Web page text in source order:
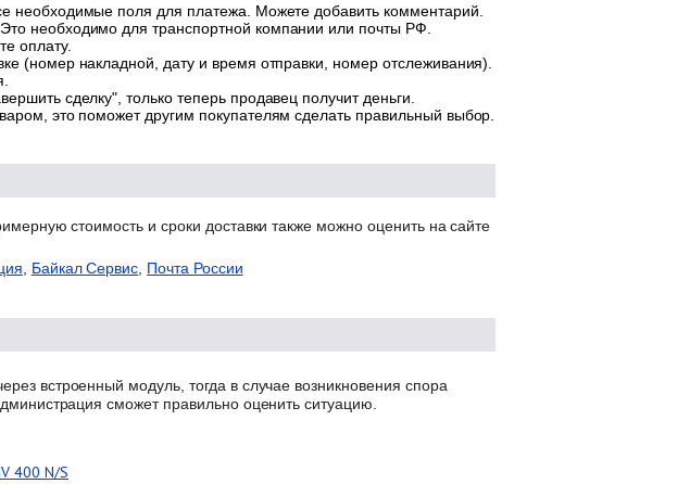
необходимые поля для платежа. Можете добавить комментарий.
необходимо для транспортной компании или почты РФ.
оплату.
(номер накладной, дату и время отправки, номер отслеживания).
сделку", только теперь продавец получит деньги.
это поможет другим покупателям сделать правильный выбор.
стоимость и сроки доставки также можно оценить на сайте
Байкал Сервис Почта России
встроенный модуль, тогда в случае возникновения спора
сможет правильно оценить ситуацию.
400 N/S